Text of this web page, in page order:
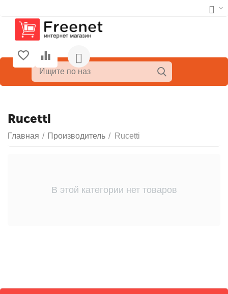
Rucetti
Главная / Производитель / Rucetti
В этой категории нет товаров